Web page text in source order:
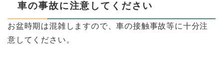
車の事故に注意してください
お盆時期は混雑しますので、車の接触事故等に十分注
意してください。